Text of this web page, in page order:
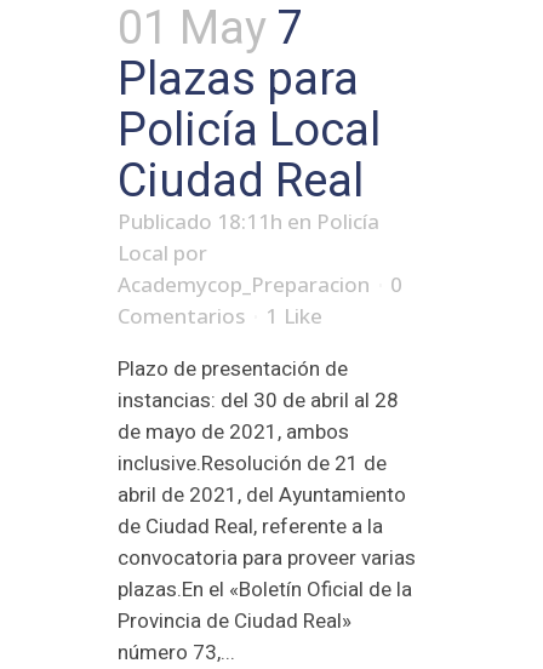
01 May 7
Plazas para
Policía Local
Ciudad Real
Publicado 18:11h en Policía
Local por
Academycop_Preparacion
0
Comentarios
1 Like
Plazo de presentación de
instancias: del 30 de abril al 28
de mayo de 2021, ambos
inclusive.Resolución de 21 de
abril de 2021, del Ayuntamiento
de Ciudad Real, referente a la
convocatoria para proveer varias
plazas.En el «Boletín Oficial de la
Provincia de Ciudad Real»
número 73,...